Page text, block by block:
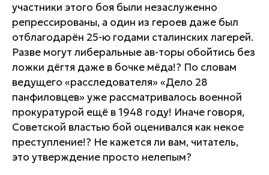
участники этого боя были незаслуженно
репрессированы, а один из героев даже был
отблагодарён 25-ю годами сталинских лагерей.
Разве могут либеральные ав-торы обойтись без
ложки дёгтя даже в бочке мёда!? По словам
ведущего «расследователя» «Дело 28
панфиловцев» уже рассматривалось военной
прокуратурой ещё в 1948 году! Иначе говоря,
Советской властью бой оценивался как некое
преступление!? Не кажется ли вам, читатель,
это утверждение просто нелепым?